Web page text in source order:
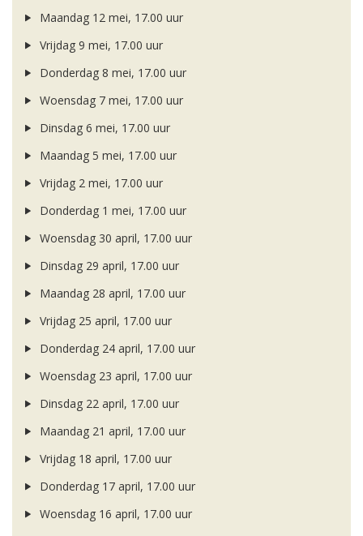
Maandag 12 mei, 17.00 uur
Vrijdag 9 mei, 17.00 uur
Donderdag 8 mei, 17.00 uur
Woensdag 7 mei, 17.00 uur
Dinsdag 6 mei, 17.00 uur
Maandag 5 mei, 17.00 uur
Vrijdag 2 mei, 17.00 uur
Donderdag 1 mei, 17.00 uur
Woensdag 30 april, 17.00 uur
Dinsdag 29 april, 17.00 uur
Maandag 28 april, 17.00 uur
Vrijdag 25 april, 17.00 uur
Donderdag 24 april, 17.00 uur
Woensdag 23 april, 17.00 uur
Dinsdag 22 april, 17.00 uur
Maandag 21 april, 17.00 uur
Vrijdag 18 april, 17.00 uur
Donderdag 17 april, 17.00 uur
Woensdag 16 april, 17.00 uur